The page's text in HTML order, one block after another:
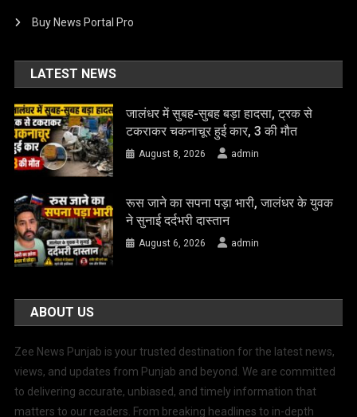
Buy News Portal Pro
LATEST NEWS
जालंधर में सुबह-सुबह बड़ा हादसा, ट्रक से
टकराकर चकनाचूर हुई कार, 3 की मौत
August 8, 2026 admin
रूस जाने का सपना पड़ा भारी, जालंधर के युवक
ने सुनाई दर्दभरी दास्तान
August 6, 2026 admin
ABOUT US
Zee News Punjab is your trusted destination for the latest news,
views, and updates from Punjab and beyond. We are committed
to delivering accurate, unbiased, and timely information that
matters to our readers. From breaking headlines to in-depth